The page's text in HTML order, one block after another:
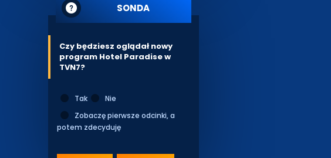
SONDA
Czy będziesz oglądał nowy
program Hotel Paradise w
TVN7?
Tak
Nie
Zobaczę pierwsze odcinki, a
potem zdecyduję